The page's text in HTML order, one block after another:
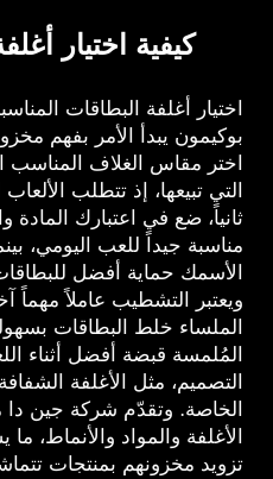
كيفية اختيار
اختيار أغلفة البطاقات
بوكيمون يبدأ الأمر بفهم
اختر مقاس الغلاف المناسب
التي تبيعها، إذ تتطلب
ثانياً، ضع في اعتبارك المادة
مناسبة جيداً للعب اليومي،
الأسمك حماية أفضل للبطاقات
ويعتبر التشطيب عاملاً مهماً
الملساء خلط البطاقات
المُلمسة قبضة أفضل أثناء
التصميم، مثل الأغلفة
الخاصة. وتقدّم شركة جين
الأغلفة والمواد والأنماط،
تزويد مخزونهم بمنتجات